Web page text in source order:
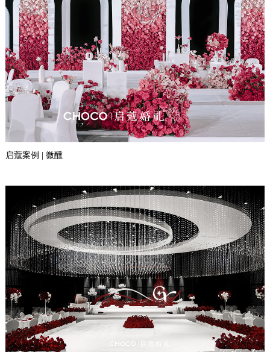
启蔻案例 | 微醺